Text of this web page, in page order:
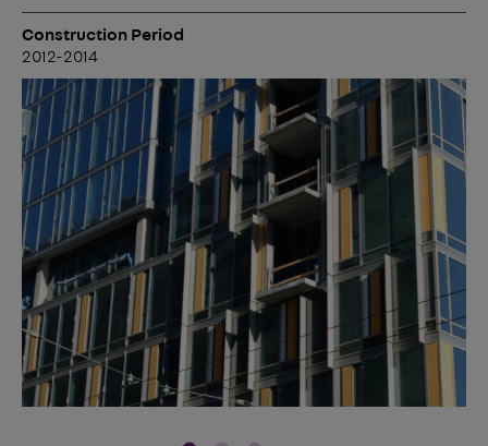
Construction Period
2012-2014